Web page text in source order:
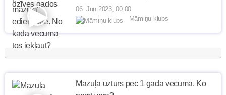
06. Jun 2023, 00:00
Māmiņu klubs
Mazuļa uzturs pēc 1 gada vecuma. Ko